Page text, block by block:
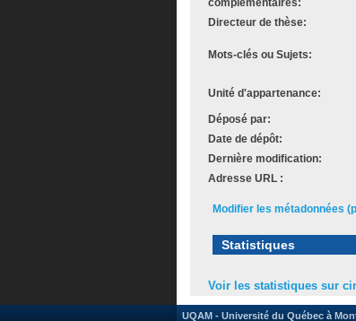
complémentaires:
Directeur de thèse:
Mots-clés ou Sujets:
Unité d'appartenance:
Déposé par:
Date de dépôt:
Dernière modification:
Adresse URL :
Modifier les métadonnées
Statistiques
Voir les statistiques sur
UQAM - Université du Québec à